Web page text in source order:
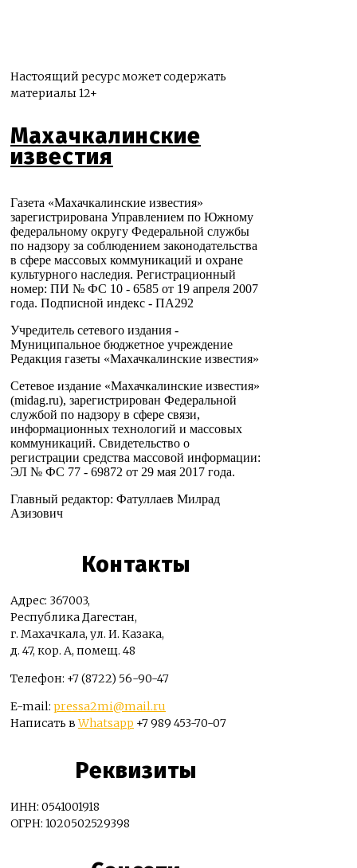
Настоящий ресурс может содержать
материалы 12+
Махачкалинские
известия
Газета «Махачкалинские известия»
зарегистрирована Управлением по Южному
федеральному округу Федеральной службы
по надзору за соблюдением законодательства
в сфере массовых коммуникаций и охране
культурного наследия. Регистрационный
номер: ПИ № ФС 10 - 6585 от 19 апреля 2007
года. Подписной индекс - ПА292
Учредитель сетевого издания -
Муниципальное бюджетное учреждение
Редакция газеты «Махачкалинские известия»
Сетевое издание «Махачкалинские известия»
(midag.ru), зарегистрирован Федеральной
службой по надзору в сфере связи,
информационных технологий и массовых
коммуникаций. Свидетельство о
регистрации средства массовой информации:
ЭЛ № ФС 77 - 69872 от 29 мая 2017 года.
Главный редактор: Фатуллаев Милрад
Азизович
Контакты
Адрес: 367003,
Республика Дагестан,
г. Махачкала, ул. И. Казака,
д. 47, кор. А, помещ. 48
Телефон: +7 (8722) 56-90-47
E-mail: pressa2mi@mail.ru
Написать вWhatsapp +7 989 453-70-07
Реквизиты
ИНН: 0541001918
ОГРН: 1020502529398